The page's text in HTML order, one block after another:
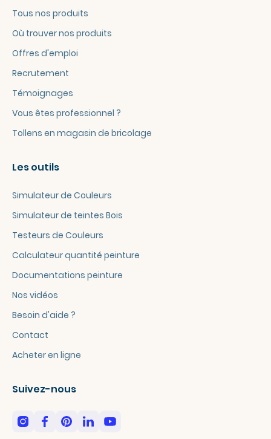
Tous nos produits
Où trouver nos produits
Offres d'emploi
Recrutement
Témoignages
Vous êtes professionnel ?
Tollens en magasin de bricolage
Les outils
Simulateur de Couleurs
Simulateur de teintes Bois
Testeurs de Couleurs
Calculateur quantité peinture
Documentations peinture
Nos vidéos
Besoin d'aide ?
Contact
Acheter en ligne
Suivez-nous